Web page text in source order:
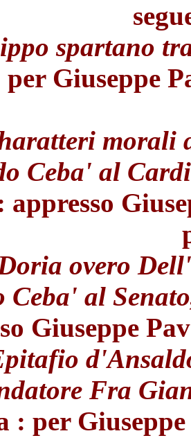
spartano
per Giuseppe
morali
Ceba' al
appresso
overo
al
Giuseppe
Fra
: per